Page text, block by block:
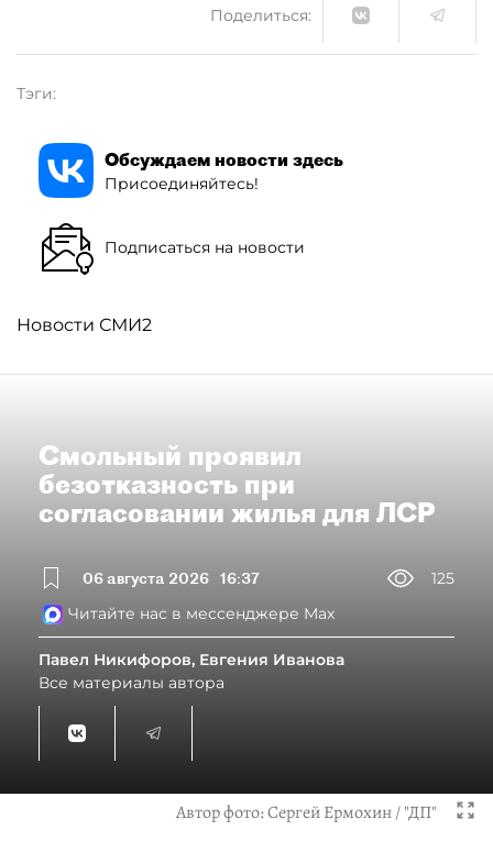
Поделиться:
Тэги:
Обсуждаем новости здесь
Присоединяйтесь!
Подписаться на новости
Новости СМИ2
Смольный проявил
безотказность при
согласовании жилья для ЛСР
06 августа 2026 16:37
125
Читайте нас в мессенджере Max
Павел Никифоров, Евгения Иванова
Все материалы автора
Автор фото:Сергей Ермохин / "ДП"